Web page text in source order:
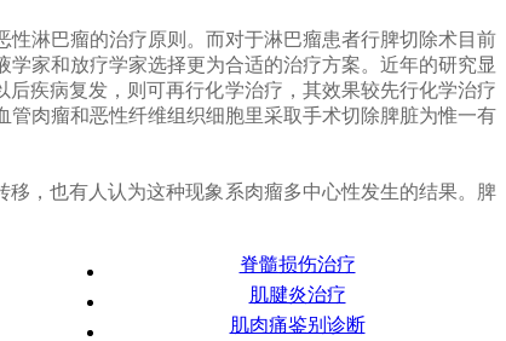
淋巴瘤的治疗原则。而对于淋巴瘤患者行脾切除术目前
家和放疗学家选择更为合适的治疗方案。近年的研究显
疾病复发，则可再行化学治疗，其效果较先行化学治疗
肉瘤和恶性纤维组织细胞里采取手术切除脾脏为惟一有
，也有人认为这种现象系肉瘤多中心性发生的结果。脾
脊髓损伤治疗
肌腱炎治疗
肌肉痛鉴别诊断